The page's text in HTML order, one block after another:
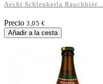
Aecht Schlenkerla Rauchbier...
Precio 3,05 €
Añadir a la cesta